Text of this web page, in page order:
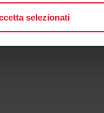
selezionati